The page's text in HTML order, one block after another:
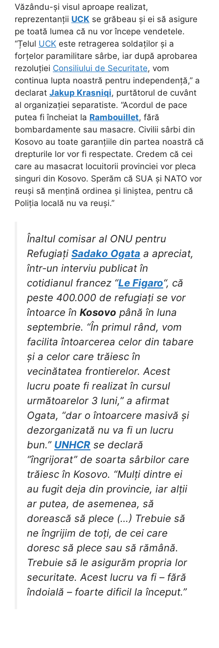
Văzându-și visul aproape realizat,
reprezentanții UCK se grăbeau și ei să asigure
pe toată lumea că nu vor începe vendetele.
“Țelul UCK este retragerea soldaților și a
forțelor paramilitare sârbe, iar după aprobarea
rezoluției Consiliului de Securitate, vom
continua lupta noastră pentru independență,” a
declarat Jakup Krasniqi, purtătorul de cuvânt
al organizației separatiste. “Acordul de pace
putea fi încheiat la Rambouillet, fără
bombardamente sau masacre. Civilii sârbi din
Kosovo au toate garanțiile din partea noastră că
drepturile lor vor fi respectate. Credem că cei
care au masacrat locuitorii provinciei vor pleca
singuri din Kosovo. Sperăm că SUA și NATO vor
reuși să mențină ordinea și liniștea, pentru că
Poliția locală nu va reuși.”
Înaltul comisar al ONU pentru
Refugiați Sadako Ogata a apreciat,
într-un interviu publicat în
cotidianul francez “Le Figaro“, că
peste 400.000 de refugiați se vor
întoarce în Kosovo până în luna
septembrie. “În primul rând, vom
facilita întoarcerea celor din tabare
și a celor care trăiesc în
vecinătatea frontierelor. Acest
lucru poate fi realizat în cursul
următoarelor 3 luni,” a afirmat
Ogata, “dar o întoarcere masivă și
dezorganizată nu va fi un lucru
bun.” UNHCR se declară
“îngrijorat” de soarta sârbilor care
trăiesc în Kosovo. “Mulți dintre ei
au fugit deja din provincie, iar alții
ar putea, de asemenea, să
dorească să plece (…) Trebuie să
ne îngrijim de toți, de cei care
doresc să plece sau să rămână.
Trebuie să le asigurăm propria lor
securitate. Acest lucru va fi – fără
îndoială – foarte dificil la început.”